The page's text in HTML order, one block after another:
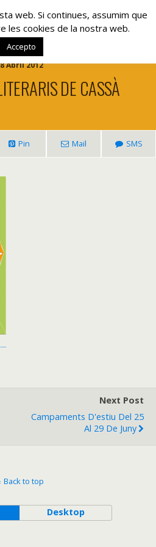
Abril 2012
DE CASSÀ
Pin Mail SMS
Next Post
Campaments D'estiu Del 25
Al 29 De Juny
Back to top
Desktop
web. Si continues, assumim que
les cookies de la nostra web.
Accepto